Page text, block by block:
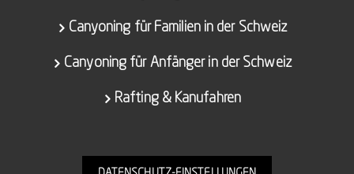
Canyoning für Familien in der Schweiz
Canyoning für Anfänger in der Schweiz
Rafting & Kanufahren